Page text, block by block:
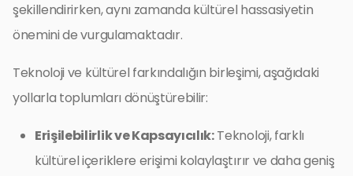
şekillendirirken, aynı zamanda kültürel hassasiyetin
önemini de vurgulamaktadır.
Teknoloji ve kültürel farkındalığın birleşimi, aşağıdaki
yollarla toplumları dönüştürebilir:
Erişilebilirlik ve Kapsayıcılık:Teknoloji, farklı
kültürel içeriklere erişimi kolaylaştırır ve daha geniş